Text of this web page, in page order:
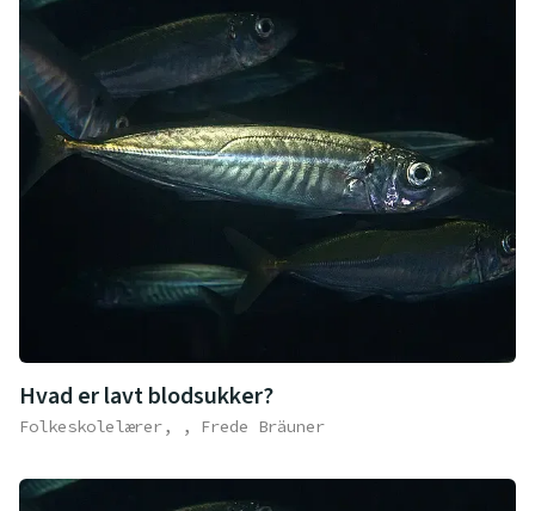
Hvad er lavt blodsukker?
Folkeskolelærer, , Frede Bräuner